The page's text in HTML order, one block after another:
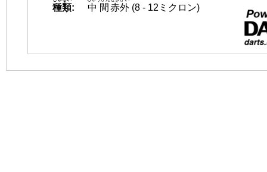
種類: 中間 赤外 (8 - 12ミクロン)